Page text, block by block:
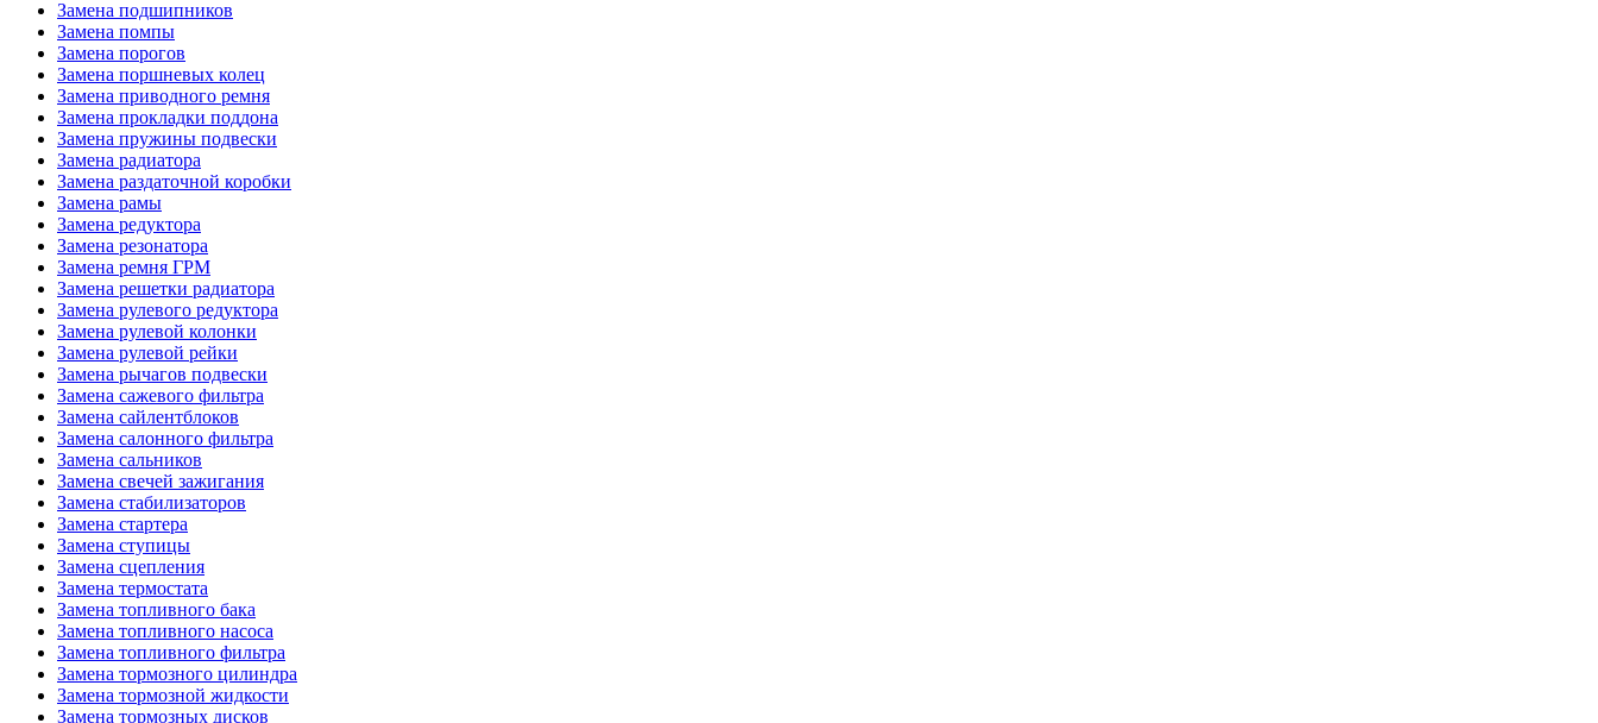
Замена подшипников
Замена помпы
Замена порогов
Замена поршневых колец
Замена приводного ремня
Замена прокладки поддона
Замена пружины подвески
Замена радиатора
Замена раздаточной коробки
Замена рамы
Замена редуктора
Замена резонатора
Замена ремня ГРМ
Замена решетки радиатора
Замена рулевого редуктора
Замена рулевой колонки
Замена рулевой рейки
Замена рычагов подвески
Замена сажевого фильтра
Замена сайлентблоков
Замена салонного фильтра
Замена сальников
Замена свечей зажигания
Замена стабилизаторов
Замена стартера
Замена ступицы
Замена сцепления
Замена термостата
Замена топливного бака
Замена топливного насоса
Замена топливного фильтра
Замена тормозного цилиндра
Замена тормозной жидкости
Замена тормозных дисков